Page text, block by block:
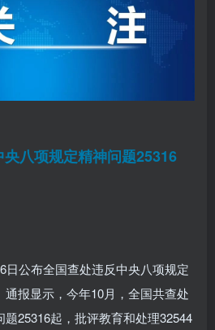
八项规定精神问题25316
日公布全国查处违反中央八项规定
报显示，今年10月，全国共查处
25316起，批评教育和处理32544